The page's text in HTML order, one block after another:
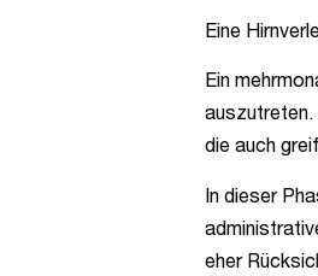
Eine
Ein
auszutreten.
die auch
In dieser
eher